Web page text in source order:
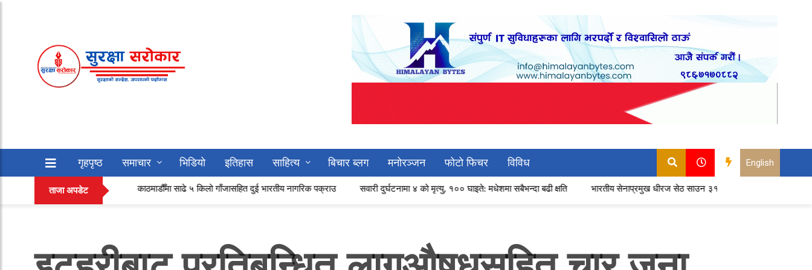
गृहपृष्ठ समाचार भिडियो इतिहास साहित्य बिचार ब्लग मनोरञ्जन फोटो फिचर विविध
सफलताको कथा अन्य
English
ताजा अपडेटकाठमाडौँमा साढे ५ किलो गाँजासहित दुई भारतीय नागरिक पक्राउ सवारी दुर्घटनामा ४ को मृत्यु, १०० घाइते: मधेशमा सबैभन्दा बढी क्षति भारतीय सेनाप्रमुख धीरज सेठ साउन ३१ गते नेपाल आउने